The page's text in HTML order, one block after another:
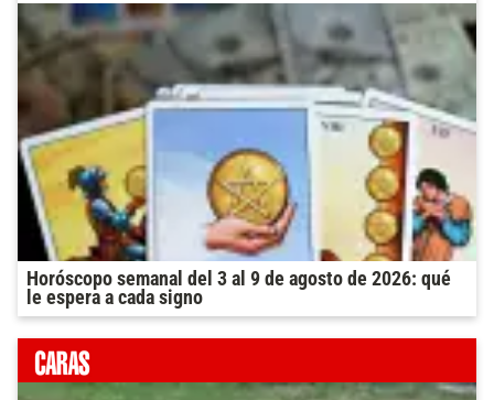
Horóscopo semanal del 3 al 9 de agosto de 2026: qué
le espera a cada signo